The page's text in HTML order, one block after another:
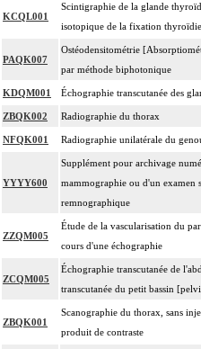
KCQL001
Scintigraphie de la glande
isotopique de la fixation
PAQK007
Ostéodensitométrie
par méthode biphotonique
KDQM001 Échographie transcutanée des
ZBQK002 Radiographie du thorax
NFQK001 Radiographie unilatérale du
YYYY600
Supplément pour archivage
mammographie ou d'un examen
remnographique
ZZQM005
Étude de la vascularisation du
cours d'une échographie
ZCQM005
Échographie transcutanée de
transcutanée du petit bassin
ZBQK001
Scanographie du thorax, sans
produit de contraste